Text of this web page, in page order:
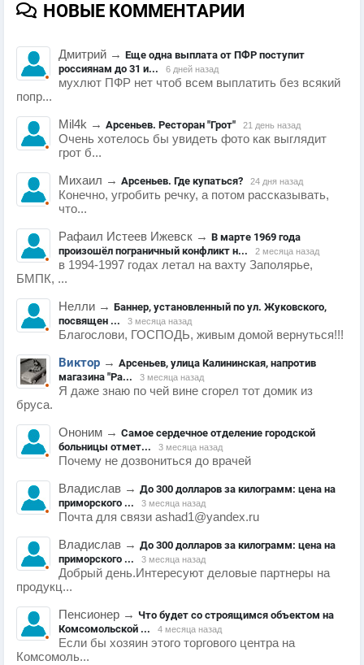
НОВЫЕ КОММЕНТАРИИ
Дмитрий → Еще одна выплата от ПФР поступит
россиянам до 31 и...
6 дней назад
мухлют ПФР нет чтоб всем выплатить без всякий
попр...
Mil4k → Арсеньев. Ресторан "Грот" 21 день назад
Очень хотелось бы увидеть фото как выглядит
грот б...
Михаил → Арсеньев. Где купаться? 24 дня назад
Конечно, угробить речку, а потом рассказывать,
что...
Рафаил Истеев Ижевск → В марте 1969 года
произошёл пограничный конфликт н...
2 месяца назад
в 1994-1997 годах летал на вахту Заполярье,
БМПК, ...
Нелли → Баннер, установленный по ул. Жуковского,
посвящен ...
3 месяца назад
Благослови, ГОСПОДЬ, живым домой вернуться!!!
Виктор → Арсеньев, улица Калининская, напротив
магазина "Ра...
3 месяца назад
Я даже знаю по чей вине сгорел тот домик из
бруса.
Ононим → Самое сердечное отделение городской
больницы отмет...
3 месяца назад
Почему не дозвониться до врачей
Владислав → До 300 долларов за килограмм: цена на
приморского ...
3 месяца назад
Почта для связи ashad1@yandex.ru
Владислав → До 300 долларов за килограмм: цена на
приморского ...
3 месяца назад
Добрый день.Интересуют деловые партнеры на
продукц...
Пенсионер → Что будет со строящимся объектом на
Комсомольской ...
4 месяца назад
Если бы хозяин этого торгового центра на
Комсомоль...